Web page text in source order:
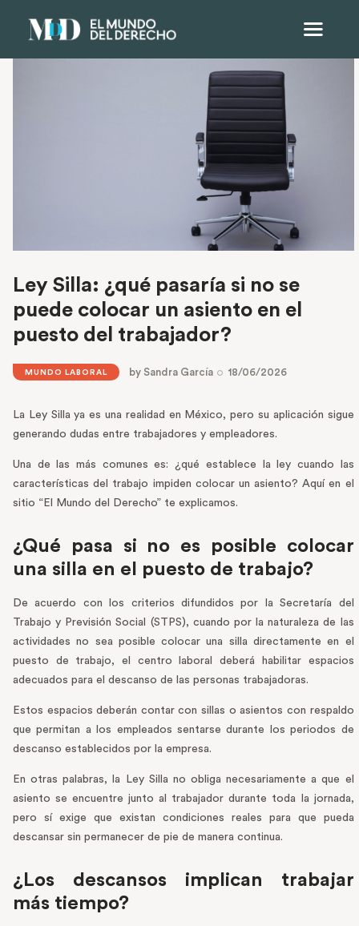
Ley Silla: ¿qué pasaría si no se
puede colocar un asiento en el
puesto del trabajador?
MUNDO LABORAL bySandra García 18/06/2026
La Ley Silla ya es una realidad en México, pero su aplicación sigue
generando dudas entre trabajadores y empleadores.
Una de las más comunes es: ¿qué establece la ley cuando las
características del trabajo impiden colocar un asiento? Aquí en el
sitio “El Mundo del Derecho” te explicamos.
¿Qué pasa si no es posible colocar
una silla en el puesto de trabajo?
De acuerdo con los criterios difundidos por la Secretaría del
Trabajo y Previsión Social (STPS), cuando por la naturaleza de las
actividades no sea posible colocar una silla directamente en el
puesto de trabajo, el centro laboral deberá habilitar espacios
adecuados para el descanso de las personas trabajadoras.
Estos espacios deberán contar con sillas o asientos con respaldo
que permitan a los empleados sentarse durante los periodos de
descanso establecidos por la empresa.
En otras palabras, la Ley Silla no obliga necesariamente a que el
asiento se encuentre junto al trabajador durante toda la jornada,
pero sí exige que existan condiciones reales para que pueda
descansar sin permanecer de pie de manera continua.
¿Los descansos implican trabajar
más tiempo?